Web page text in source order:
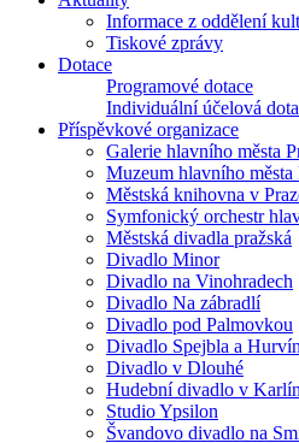
Informace z oddělení
Tiskové zprávy
Dotace
Programové dotace
Individuální účelová
Příspěvkové organizace
Galerie hlavního města
Muzeum hlavního města
Městská knihovna v
Symfonický orchestr
Městská divadla pražská
Divadlo Minor
Divadlo na Vinohradech
Divadlo Na zábradlí
Divadlo pod Palmovkou
Divadlo Spejbla a
Divadlo v Dlouhé
Hudební divadlo v
Studio Ypsilon
Švandovo divadlo na